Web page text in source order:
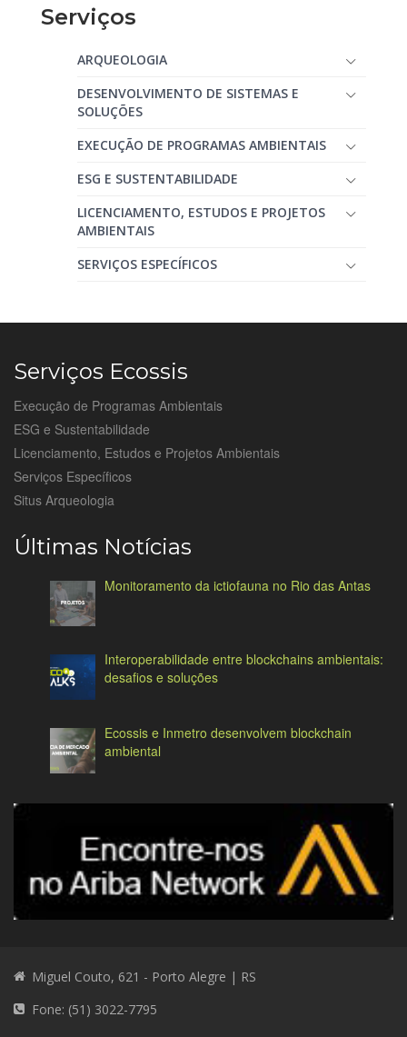
Serviços
ARQUEOLOGIA
DESENVOLVIMENTO DE SISTEMAS E
SOLUÇÕES
EXECUÇÃO DE PROGRAMAS AMBIENTAIS
ESG E SUSTENTABILIDADE
LICENCIAMENTO, ESTUDOS E PROJETOS
AMBIENTAIS
SERVIÇOS ESPECÍFICOS
Serviços Ecossis
Execução de Programas Ambientais
ESG e Sustentabilidade
Licenciamento, Estudos e Projetos Ambientais
Serviços Específicos
Situs Arqueologia
Últimas Notícias
Monitoramento da ictiofauna no Rio das Antas
Interoperabilidade entre blockchains ambientais:
desafios e soluções
Ecossis e Inmetro desenvolvem blockchain
ambiental
Miguel Couto, 621 - Porto Alegre | RS
Fone: (51) 3022-7795